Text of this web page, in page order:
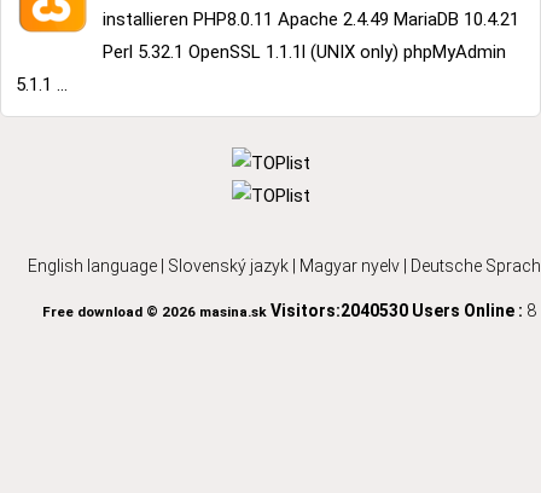
installieren PHP8.0.11 Apache 2.4.49 MariaDB 10.4.21
Perl 5.32.1 OpenSSL 1.1.1l (UNIX only) phpMyAdmin
5.1.1 ...
English language Slovenský jazyk Magyar nyelv Deutsche
Free download © 2026 masina.skVisitors:2040530 Users Online : 8